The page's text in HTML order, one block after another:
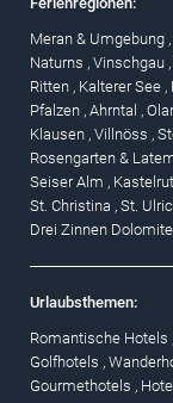
Meran & Umgebung ,
Naturns , Vinschgau ,
Ritten , Kalterer See ,
Pfalzen , Ahrntal ,
Klausen , Villnöss ,
Rosengarten &
Seiser Alm ,
St. Christina , St.
Drei Zinnen
Urlaubsthemen:
Romantische Hotels
Golfhotels ,
Gourmethotels ,